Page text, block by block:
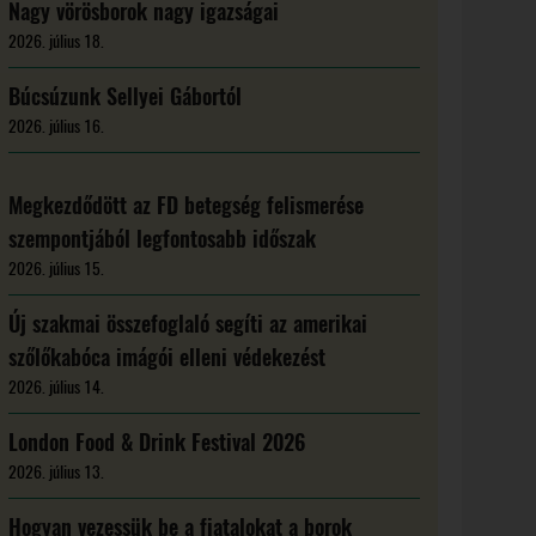
Nagy vörösborok nagy igazságai
2026. július 18.
Búcsúzunk Sellyei Gábortól
2026. július 16.
Megkezdődött az FD betegség felismerése
szempontjából legfontosabb időszak
2026. július 15.
Új szakmai összefoglaló segíti az amerikai
szőlőkabóca imágói elleni védekezést
2026. július 14.
London Food & Drink Festival 2026
2026. július 13.
Hogyan vezessük be a fiatalokat a borok